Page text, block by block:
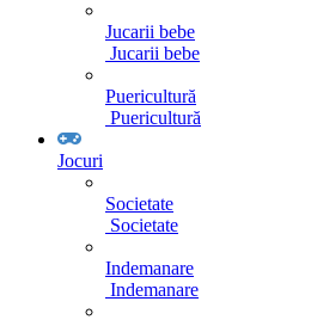
Jucarii bebe
Jucarii bebe
Puericultură
Puericultură
Jocuri
Societate
Societate
Indemanare
Indemanare